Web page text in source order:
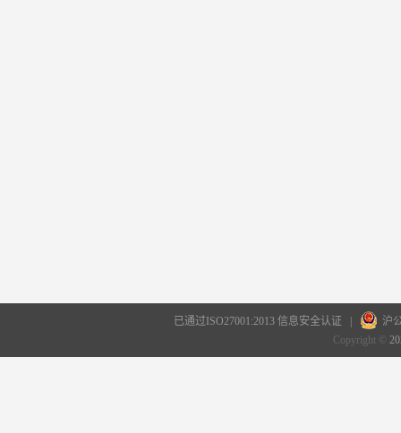
已通过ISO27001:2013 信息安全认证 |
沪
Copyright ©